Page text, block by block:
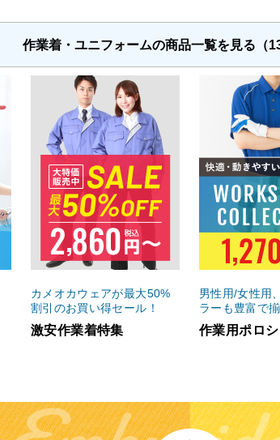
作業着・ユニフォームの商品一覧を見る（
カメオカウェアが最大50%
割引のお買い得セール！
激安作業着特集
男性用/女性用
ラーも豊富で
作業用ポロ